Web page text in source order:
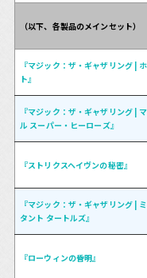
（以下、各製品のメインセット）
『マジック：ザ・ギャザリング |
ト』
『マジック：ザ・ギャザリング |
ル スーパー・ヒーローズ』
『ストリクスヘイヴンの秘密』
『マジック：ザ・ギャザリング |
タント タートルズ』
『ローウィンの昏明』